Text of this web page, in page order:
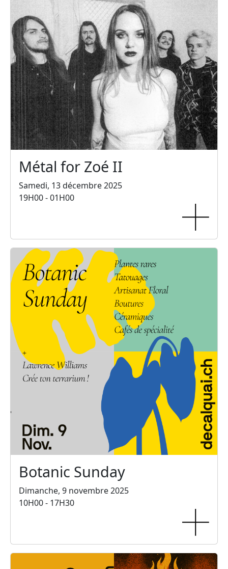
Métal for Zoé II
Samedi, 13 décembre 2025
19H00 - 01H00
Botanic Sunday
Dimanche, 9 novembre 2025
10H00 - 17H30